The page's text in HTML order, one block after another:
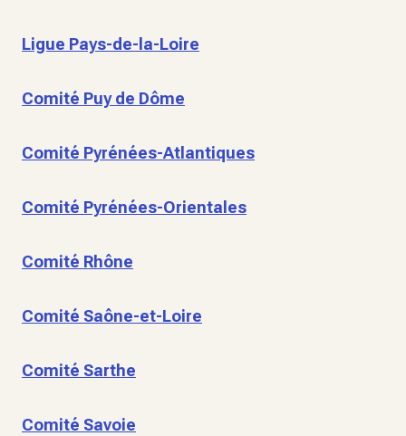
Ligue Pays-de-la-Loire
Comité Puy de Dôme
Comité Pyrénées-Atlantiques
Comité Pyrénées-Orientales
Comité Rhône
Comité Saône-et-Loire
Comité Sarthe
Comité Savoie